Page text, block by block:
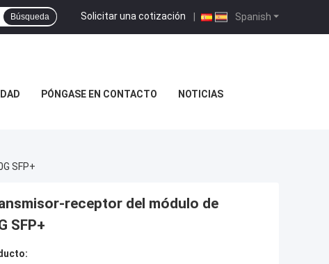
Spanish
Solicitar una cotización |
Búsqueda
PÓNGASE EN CONTACTO NOTICIAS
SFP+
receptor del módulo de
SFP+